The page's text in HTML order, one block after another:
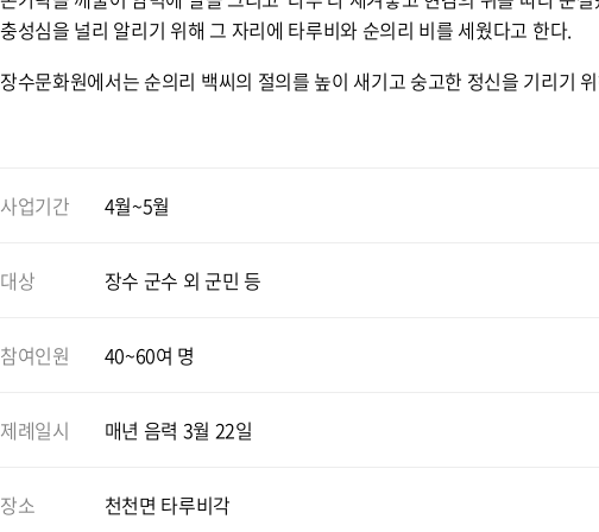
충성심을 널리 알리기 위해 그 자리에 타루비와 순의리 비를 세웠다고 한다.
장수문화원에서는 순의리 백씨의 절의를 높이 새기고 숭고한 정신을 기리기
사업기간 4월~5월
대상 장수 군수 외 군민 등
참여인원 40~60여 명
제례일시 매년 음력 3월 22일
장소 천천면 타루비각